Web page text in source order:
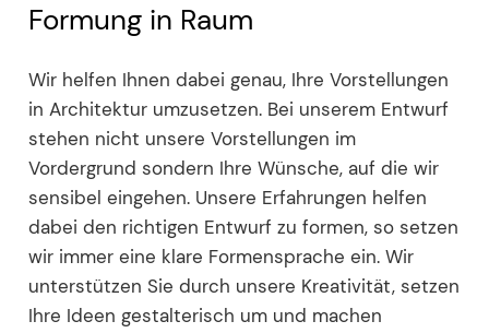
Formung in Raum
Wir helfen Ihnen dabei genau, Ihre Vorstellungen
in Architektur umzusetzen. Bei unserem Entwurf
stehen nicht unsere Vorstellungen im
Vordergrund sondern Ihre Wünsche, auf die wir
sensibel eingehen. Unsere Erfahrungen helfen
dabei den richtigen Entwurf zu formen, so setzen
wir immer eine klare Formensprache ein. Wir
unterstützen Sie durch unsere Kreativität, setzen
Ihre Ideen gestalterisch um und machen